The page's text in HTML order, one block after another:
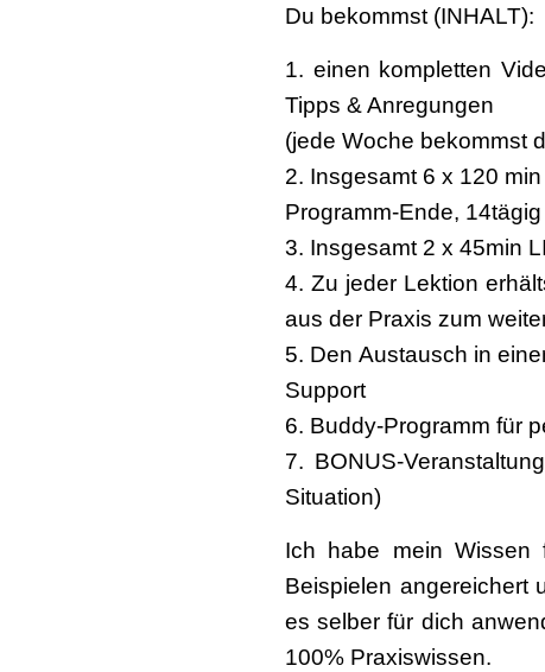
Du bekommst (INHALT):
1. einen kompletten
Tipps & Anregungen
(jede Woche bekommst
2. Insgesamt 6 x 120
Programm-Ende,
3. Insgesamt 2 x 45min
4. Zu jeder Lektion
aus der Praxis zum
5. Den Austausch in
Support
6. Buddy-Programm für
7. BONUS-
Situation)
Ich habe mein Wissen
Beispielen angereichert
es selber für dich
100% Praxiswissen.